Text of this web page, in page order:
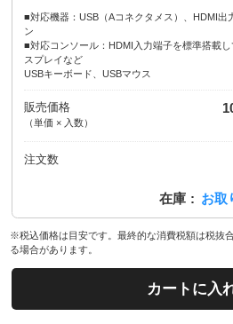
■対応機器：USB（Aコネクタメス）、HDMI出
ン
■対応コンソール：HDMI入力端子を標準搭載
スプレイなど
USBキーボード、USBマウス
販売価格
（単価 × 入数）
注文数
在庫 お取
※税込価格は目安です。最終的な消費税額は税抜
る場合があります。
カートに入